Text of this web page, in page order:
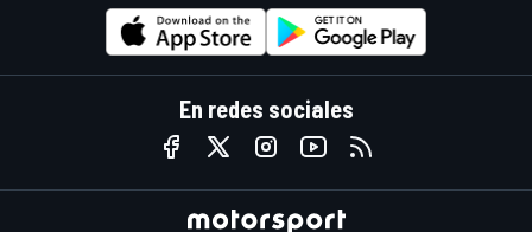
En redes sociales